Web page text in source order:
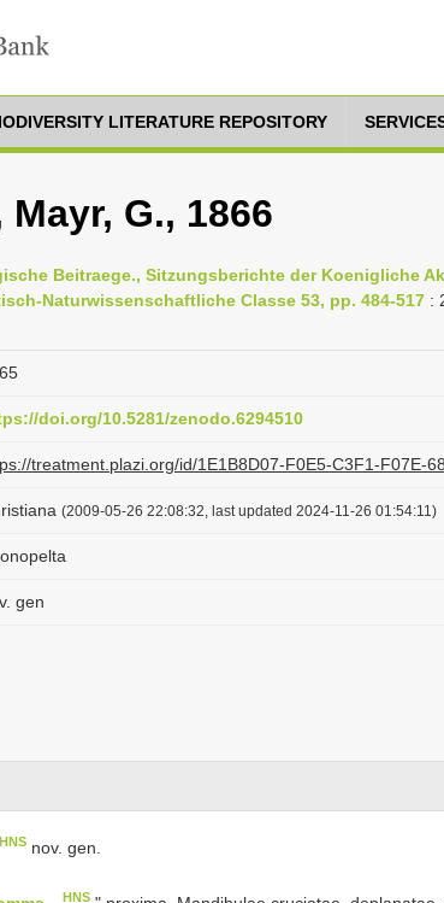
LITERATURE REPOSITORY
G., 1866
Beitraege., Sitzungsberichte der Koenigliche
Naturwissenschaftliche Classe 53, pp. 484-517 :
doi.org/10.5281/zenodo.6294510
treatment.plazi.org/id/1E1B8D07-F0E5-C3F1-F07E-
(2009-05-26 22:08:32, last updated 2024-11-26 01:54:11)
gen
HNSnov. gen.
HNS